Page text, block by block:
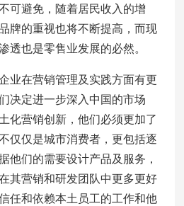
可避免，随着居民收入的增
牌的重视也将不断提高，而现
透也是零售业发展的必然。
在营销管理及实践方面有更
决定进一步深入中国的市场
化营销创新，他们必须更加了
仅仅是城市消费者，更包括逐
他们的需要设计产品及服务，
其营销和研发团队中更多更好
任和依赖本土员工的工作和他